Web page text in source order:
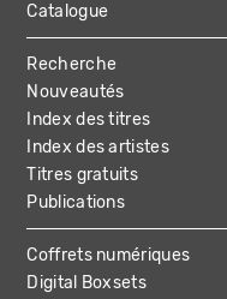
MAIN
NAVIGATION
Catalogue
Recherche
Nouveautés
Index des titres
Index des artistes
Titres gratuits
Publications
Coffrets numériques
Digital Boxsets